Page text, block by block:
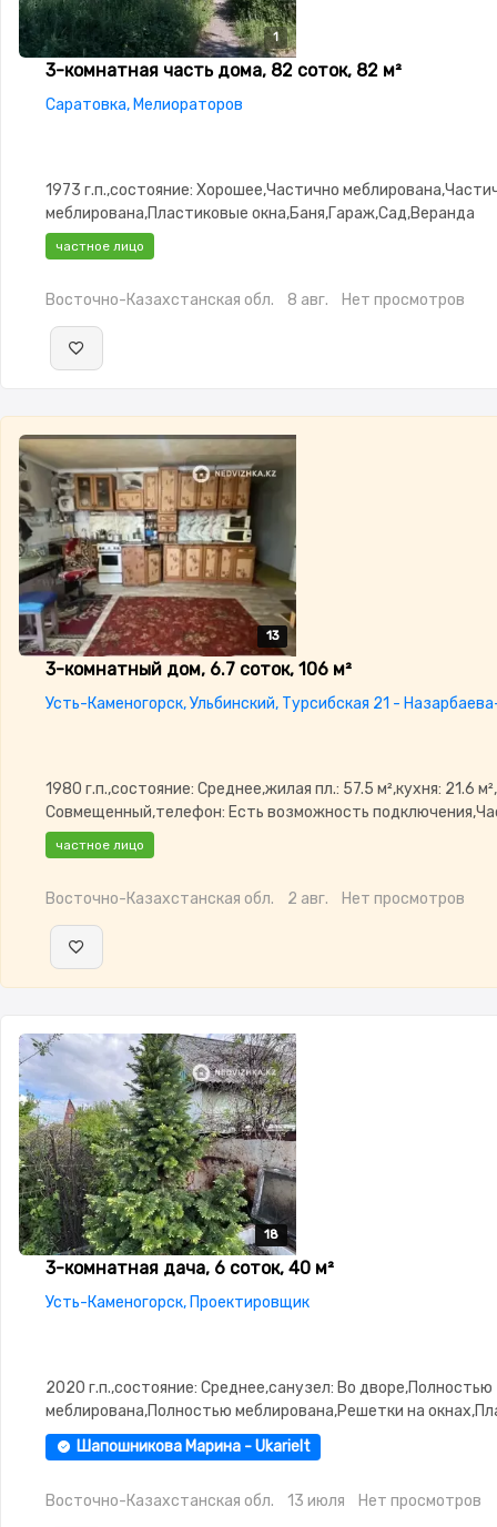
1
3-комнатная часть дома, 82 соток, 82 м²
Саратовка, Мелиораторов
1973 г.п.,состояние: Хорошее,Частично
меблирована,Пластиковые окна,Баня,Гараж,Сад,Веранда
частное лицо
Восточно-Казахстанская обл. 8 авг. Нет просмотров
13
13
13
13
13
3-комнатный дом, 6.7 соток, 106 м²
Усть-Каменогорск, Ульбинский, Турсибская 21 -
1980 г.п.,состояние: Среднее,жилая пл.: 57.5 м²,кухня: 21.6
Совмещенный,телефон: Есть возможность
меблирована,Частично меблирована,Пластиковые
окна,Навес,Баня,Гараж,Сад,Веранда,Хозпостройки,Летняя
частное лицо
Восточно-Казахстанская обл. 2 авг. Нет просмотров
18
18
18
18
18
3-комнатная дача, 6 соток, 40 м²
Усть-Каменогорск, Проектировщик
2020 г.п.,состояние: Среднее,санузел: Во дворе,Полностью
меблирована,Полностью меблирована,Решетки на
окна,Навес,Баня,Сад,Хозпостройки,Летняя кухня
Шапошникова Марина - Ukarielt
Восточно-Казахстанская обл. 13 июля Нет просмотров